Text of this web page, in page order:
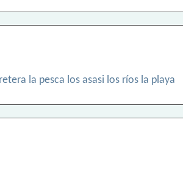
la pesca los asasi los ríos la playa